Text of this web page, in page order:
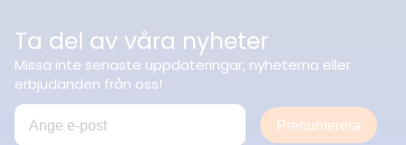
Ta del av våra nyheter
Missa inte senaste uppdateringar, nyheterna eller
erbjudanden från oss!
Prenumerera